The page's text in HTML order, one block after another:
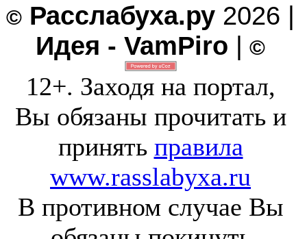
© Расслабуха.ру 2026 |
Идея - VamPiro | ©
12+. Заходя на портал,
Вы обязаны прочитать и
принять правила
www.rasslabyxa.ru
В противном случае Вы